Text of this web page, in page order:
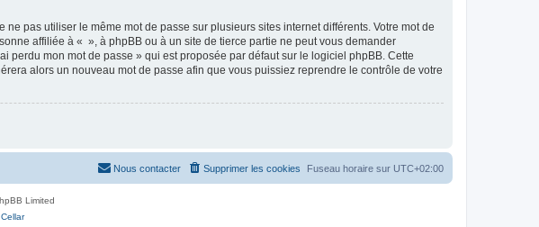
pas utiliser le même mot de passe sur plusieurs sites internet différents. Votre mot de
affiliée à « », à phpBB ou à un site de tierce partie ne peut vous demander
perdu mon mot de passe » qui est proposée par défaut sur le logiciel phpBB. Cette
alors un nouveau mot de passe afin que vous puissiez reprendre le contrôle de votre
Fuseau horaire sur UTC+02:00
Supprimer les cookies
Nous contacter
Limited